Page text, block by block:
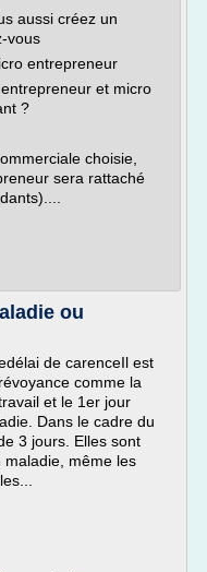
aussi créez un
vous
entrepreneur
et micro
?
choisie,
sera rattaché
ou
de carenceIl est
comme la
et le 1er jour
Dans le cadre du
3 jours. Elles sont
même les